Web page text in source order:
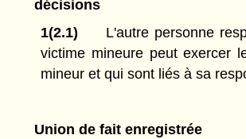
décisions
1(2.1)
L'autre personne
victime mineure peut exercer
mineur et qui sont liés à sa
Union de fait enregistrée